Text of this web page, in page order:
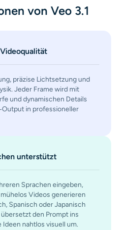
von Veo 3.1
präzise Lichtsetzung und
Jeder Frame wird mit
und dynamischen Details
in professioneller
unterstützt
Sprachen eingeben,
Videos generieren
Spanisch oder Japanisch
den Prompt ins
nahtlos visuell um.